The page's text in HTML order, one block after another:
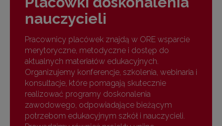
nauczycieli
Pracownicy placówek znajdą w ORE wsparcie
merytoryczne, metodyczne i dostęp do
aktualnych materiałów edukacyjnych.
Organizujemy konferencje, szkolenia, webinaria i
konsultacje, które pomagają skutecznie
realizować programy doskonalenia
zawodowego, odpowiadające bieżącym
potrzebom edukacyjnym szkół i nauczycieli.